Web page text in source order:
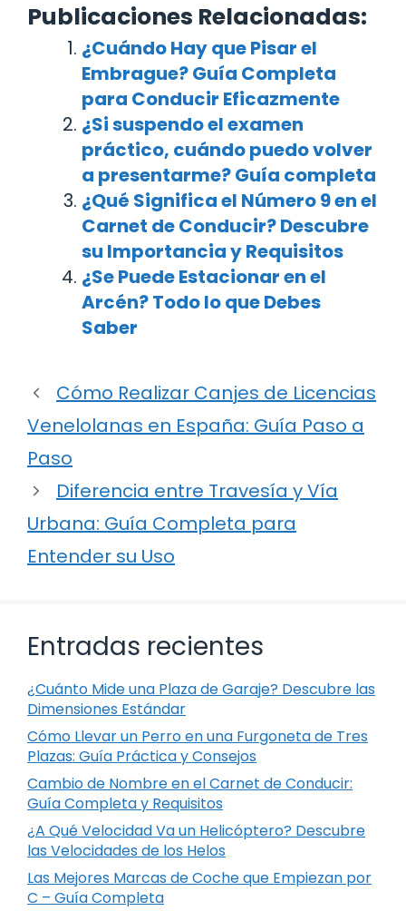
Publicaciones Relacionadas:
¿Cuándo Hay que Pisar el
Embrague? Guía Completa
para Conducir Eficazmente
¿Si suspendo el examen
práctico, cuándo puedo volver
a presentarme? Guía completa
¿Qué Significa el Número 9 en el
Carnet de Conducir? Descubre
su Importancia y Requisitos
¿Se Puede Estacionar en el
Arcén? Todo lo que Debes
Saber
Cómo Realizar Canjes de Licencias
Venelolanas en España: Guía Paso a
Paso
Diferencia entre Travesía y Vía
Urbana: Guía Completa para
Entender su Uso
Entradas recientes
¿Cuánto Mide una Plaza de Garaje? Descubre las
Dimensiones Estándar
Cómo Llevar un Perro en una Furgoneta de Tres
Plazas: Guía Práctica y Consejos
Cambio de Nombre en el Carnet de Conducir:
Guía Completa y Requisitos
¿A Qué Velocidad Va un Helicóptero? Descubre
las Velocidades de los Helos
Las Mejores Marcas de Coche que Empiezan por
C – Guía Completa